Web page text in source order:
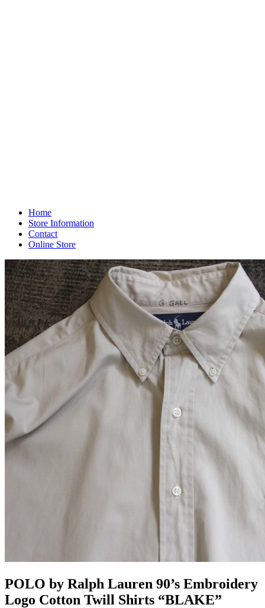
Home
Store Information
Contact
Online Store
POLO by Ralph Lauren 90’s Embroidery
Logo Cotton Twill Shirts “BLAKE”